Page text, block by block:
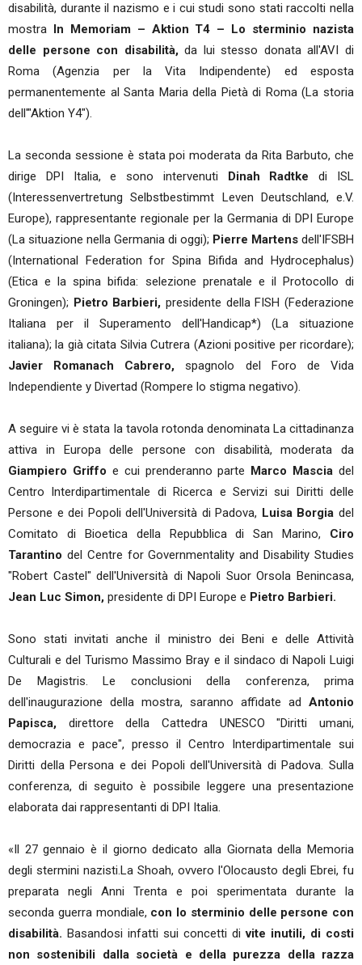
disabilità, durante il nazismo e i cui studi sono stati raccolti nella
mostra In Memoriam – Aktion T4 – Lo sterminio nazista
delle persone con disabilità,da lui stesso donata all'AVI di
Roma (Agenzia per la Vita Indipendente) ed esposta
permanentemente al Santa Maria della Pietà di Roma (La storia
dell'"Aktion Y4").
La seconda sessione è stata poi moderata da Rita Barbuto, che
dirige DPI Italia, e sono intervenuti Dinah Radtke di ISL
(Interessenvertretung Selbstbestimmt Leven Deutschland, e.V.
Europe), rappresentante regionale per la Germania di DPI Europe
(La situazione nella Germania di oggi); Pierre Martens dell'IFSBH
(International Federation for Spina Bifida and Hydrocephalus)
(Etica e la spina bifida: selezione prenatale e il Protocollo di
Groningen); Pietro Barbieri, presidente della FISH (Federazione
Italiana per il Superamento dell'Handicap*) (La situazione
italiana); la già citata Silvia Cutrera (Azioni positive per ricordare);
Javier Romanach Cabrero, spagnolo del Foro de Vida
Independiente y Divertad (Rompere lo stigma negativo).
A seguire vi è stata la tavola rotonda denominata La cittadinanza
attiva in Europa delle persone con disabilità, moderata da
Giampiero Griffo e cui prenderanno parte Marco Mascia del
Centro Interdipartimentale di Ricerca e Servizi sui Diritti delle
Persone e dei Popoli dell'Università di Padova, Luisa Borgia del
Comitato di Bioetica della Repubblica di San Marino, Ciro
Tarantino del Centre for Governmentality and Disability Studies
"Robert Castel" dell'Università di Napoli Suor Orsola Benincasa,
Jean Luc Simon, presidente di DPI Europe e Pietro Barbieri.
Sono stati invitati anche il ministro dei Beni e delle Attività
Culturali e del Turismo Massimo Bray e il sindaco di Napoli Luigi
De Magistris. Le conclusioni della conferenza, prima
dell'inaugurazione della mostra, saranno affidate ad Antonio
Papisca, direttore della Cattedra UNESCO "Diritti umani,
democrazia e pace", presso il Centro Interdipartimentale sui
Diritti della Persona e dei Popoli dell'Università di Padova. Sulla
conferenza, di seguito è possibile leggere una presentazione
elaborata dai rappresentanti di DPI Italia.
«Il 27 gennaio è il giorno dedicato alla Giornata della Memoria
degli stermini nazisti.La Shoah, ovvero l'Olocausto degli Ebrei, fu
preparata negli Anni Trenta e poi sperimentata durante la
seconda guerra mondiale, con lo sterminio delle persone con
disabilità. Basandosi infatti sui concetti divite inutili, di costi
non sostenibili dalla società e della purezza della razza